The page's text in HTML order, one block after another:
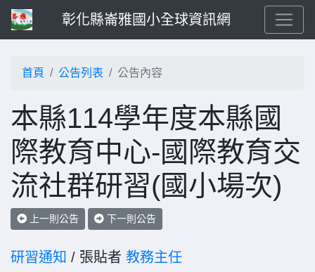
彰化縣崙雅國小全球資訊網
首頁 公告列表 公告內容
本縣114學年度本縣國
際教育中心-國際教育交
流社群研習(國小場次)
上一則公告 下一則公告
研習通知 / 張貼者 教務主任